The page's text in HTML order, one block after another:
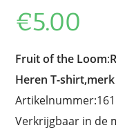
€5.00
Fruit of the Loom:
Heren T-
Verkrijgbaar in de